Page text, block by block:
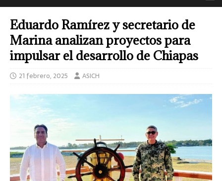
Eduardo Ramírez y secretario de
Marina analizan proyectos para
impulsar el desarrollo de Chiapas
21 febrero, 2025 ASICH